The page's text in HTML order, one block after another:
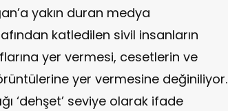
yakın duran medya
katledilen sivil insanların
yer vermesi, cesetlerin ve
yer vermesine değiniliyor.
‘dehşet’ seviye olarak ifade